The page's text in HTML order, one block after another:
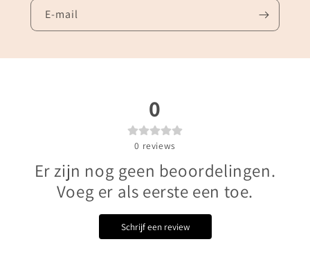
E‑mail
0
0 reviews
Er zijn nog geen beoordelingen.
Voeg er als eerste een toe.
Schrijf een review